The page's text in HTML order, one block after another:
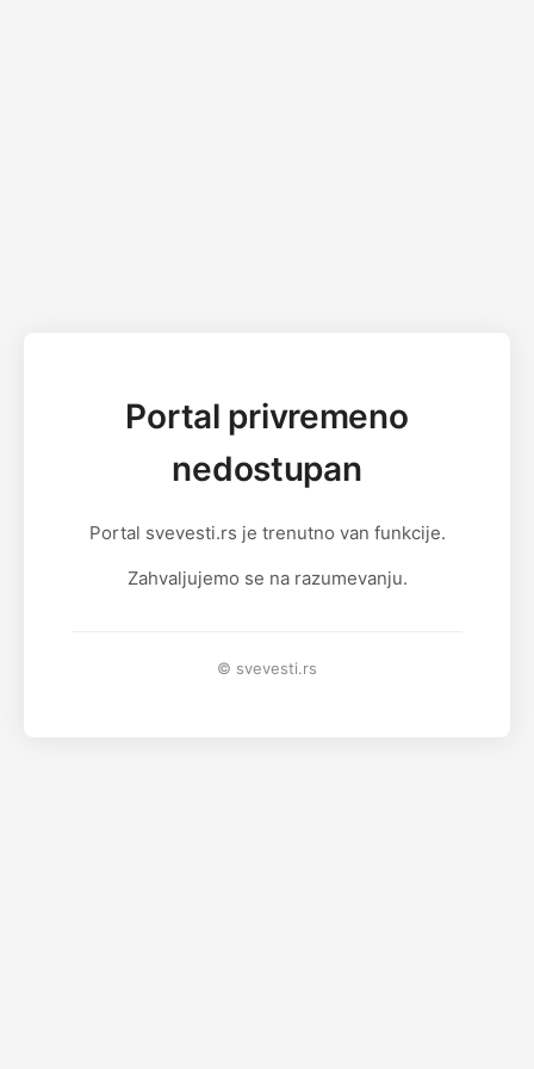
Portal privremeno
nedostupan
Portal svevesti.rs je trenutno van funkcije.
Zahvaljujemo se na razumevanju.
© svevesti.rs